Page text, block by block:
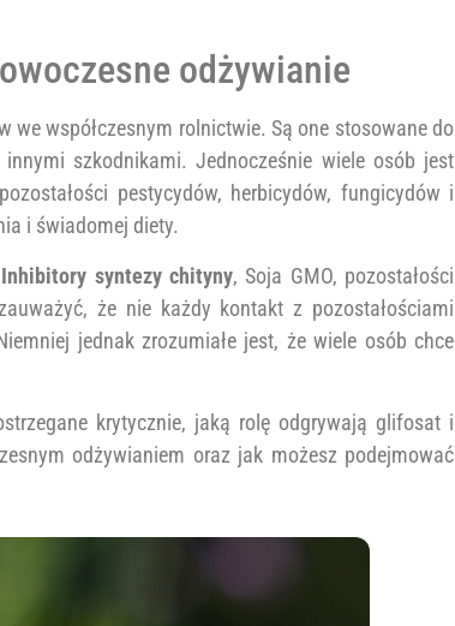
odżywianie
współczesnym rolnictwie. Są one stosowane do
szkodnikami. Jednocześnie wiele osób jest
pestycydów, herbicydów, fungicydów i
i świadomej diety.
Inhibitory syntezy chityny, Soja GMO, pozostałości
że nie każdy kontakt z pozostałościami
jednak zrozumiałe jest, że wiele osób chce
krytycznie, jaką rolę odgrywają glifosat i
odżywianiem oraz jak możesz podejmować